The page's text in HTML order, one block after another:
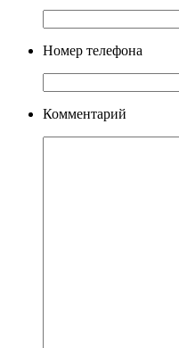
Номер телефона
Комментарий